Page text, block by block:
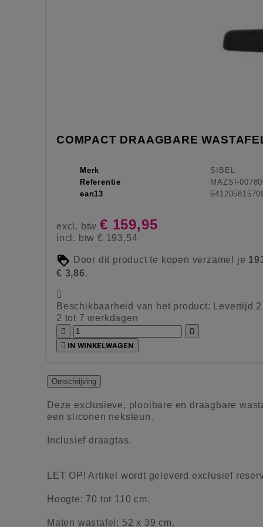
COMPACT DRAAGBARE
Merk
SIBEL
Referentie
MAZSI-
ean13
excl. btw € 159,95
incl. btw € 193,54
Door dit product te kopen verzamel je
€ 3,86.

Beschikbaarheid van het product:
Levertijd
2 tot 7 werkdagen


 IN WINKELWAGEN
Omschrijving
Deze exclusieve, plooibare en draagbare
een sliconen neksteun.
Inclusief draagtas.
LET OP! Artikel wordt geleverd exclusief
Hoogte: 70 tot 110 cm.
Maten wastafel: 52 x 39 cm.